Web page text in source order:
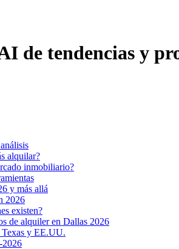
de tendencias y
alquilar?
inmobiliario?
y más allá
2026
existen?
de alquiler en Dallas 2026
Texas y EE.UU.
2026